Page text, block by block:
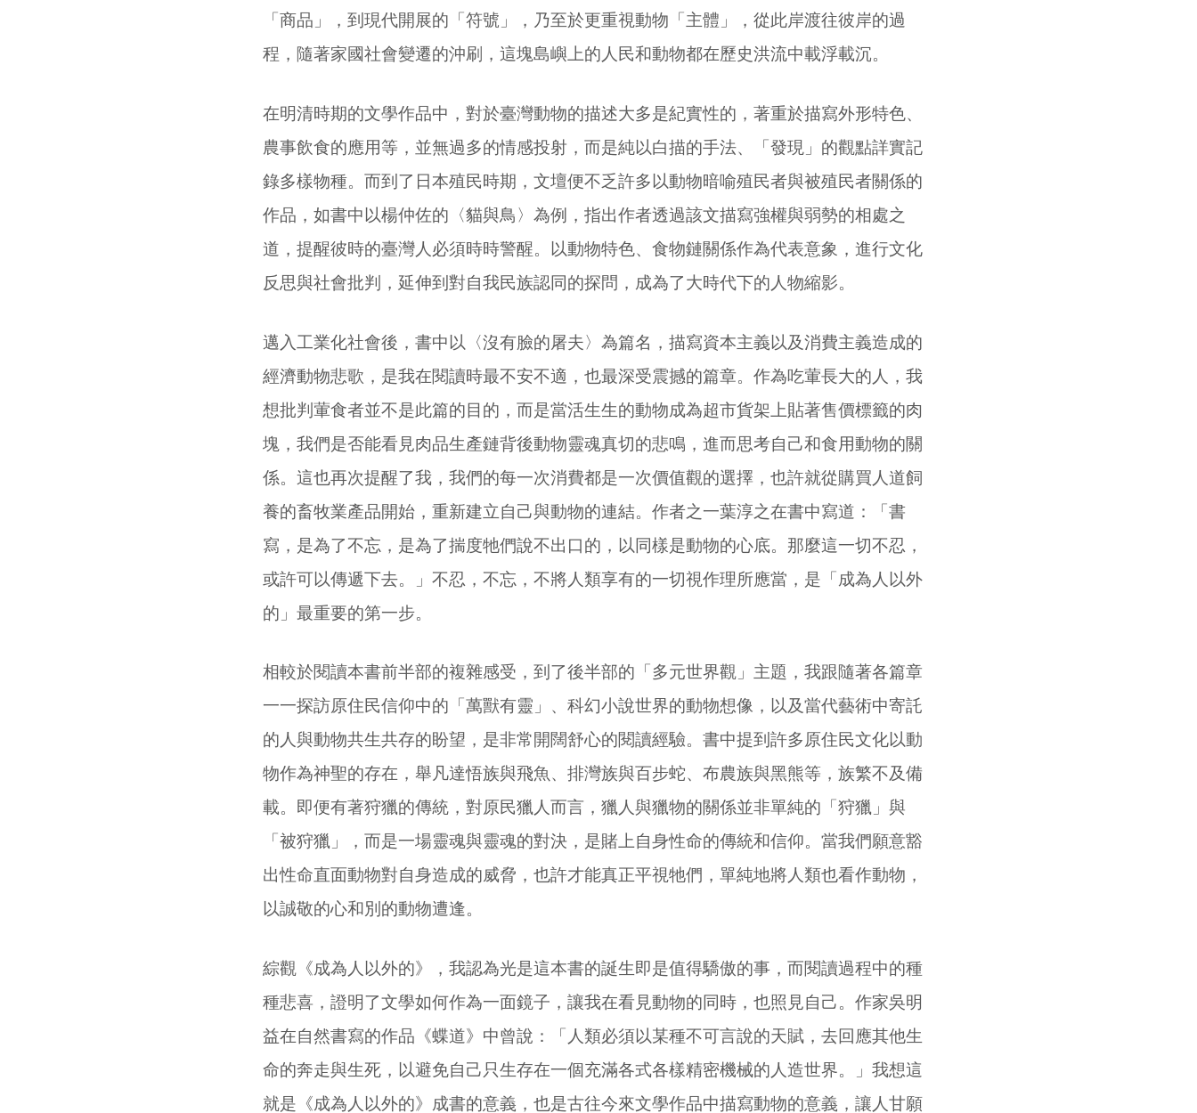
「商品」，到現代開展的「符號」，乃至於更重視動物「主體」，從此岸渡往彼岸的過
程，隨著家國社會變遷的沖刷，這塊島嶼上的人民和動物都在歷史洪流中載浮載沉。
在明清時期的文學作品中，對於臺灣動物的描述大多是紀實性的，著重於描寫外形特色、
農事飲食的應用等，並無過多的情感投射，而是純以白描的手法、「發現」的觀點詳實記
錄多樣物種。而到了日本殖民時期，文壇便不乏許多以動物暗喻殖民者與被殖民者關係的
作品，如書中以楊仲佐的〈貓與鳥〉為例，指出作者透過該文描寫強權與弱勢的相處之
道，提醒彼時的臺灣人必須時時警醒。以動物特色、食物鏈關係作為代表意象，進行文化
反思與社會批判，延伸到對自我民族認同的探問，成為了大時代下的人物縮影。
邁入工業化社會後，書中以〈沒有臉的屠夫〉為篇名，描寫資本主義以及消費主義造成的
經濟動物悲歌，是我在閱讀時最不安不適，也最深受震撼的篇章。作為吃葷長大的人，我
想批判葷食者並不是此篇的目的，而是當活生生的動物成為超市貨架上貼著售價標籤的肉
塊，我們是否能看見肉品生產鏈背後動物靈魂真切的悲鳴，進而思考自己和食用動物的關
係。這也再次提醒了我，我們的每一次消費都是一次價值觀的選擇，也許就從購買人道飼
養的畜牧業產品開始，重新建立自己與動物的連結。作者之一葉淳之在書中寫道：「書
寫，是為了不忘，是為了揣度牠們說不出口的，以同樣是動物的心底。那麼這一切不忍，
或許可以傳遞下去。」不忍，不忘，不將人類享有的一切視作理所應當，是「成為人以外
的」最重要的第一步。
相較於閱讀本書前半部的複雜感受，到了後半部的「多元世界觀」主題，我跟隨著各篇章
一一探訪原住民信仰中的「萬獸有靈」、科幻小說世界的動物想像，以及當代藝術中寄託
的人與動物共生共存的盼望，是非常開闊舒心的閱讀經驗。書中提到許多原住民文化以動
物作為神聖的存在，舉凡達悟族與飛魚、排灣族與百步蛇、布農族與黑熊等，族繁不及備
載。即便有著狩獵的傳統，對原民獵人而言，獵人與獵物的關係並非單純的「狩獵」與
「被狩獵」，而是一場靈魂與靈魂的對決，是賭上自身性命的傳統和信仰。當我們願意豁
出性命直面動物對自身造成的威脅，也許才能真正平視牠們，單純地將人類也看作動物，
以誠敬的心和別的動物遭逢。
綜觀《成為人以外的》，我認為光是這本書的誕生即是值得驕傲的事，而閱讀過程中的種
種悲喜，證明了文學如何作為一面鏡子，讓我在看見動物的同時，也照見自己。作家吳明
益在自然書寫的作品《蝶道》中曾說：「人類必須以某種不可言說的天賦，去回應其他生
命的奔走與生死，以避免自己只生存在一個充滿各式各樣精密機械的人造世界。」我想這
就是《成為人以外的》成書的意義，也是古往今來文學作品中描寫動物的意義，讓人甘願